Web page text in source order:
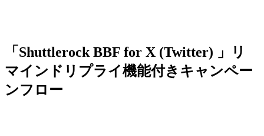
「Shuttlerock BBF for X (Twitter) 」リ
マインドリプライ機能付きキャンペー
ンフロー